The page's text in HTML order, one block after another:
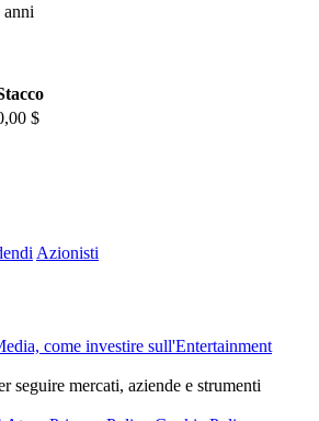
$
Azionisti
come investire sull'Entertainment
seguire mercati, aziende e strumenti